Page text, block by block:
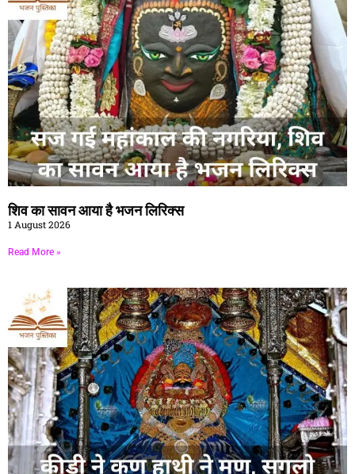
शिव का सावन आया है भजन लिरिक्स
1 August 2026
Read More »